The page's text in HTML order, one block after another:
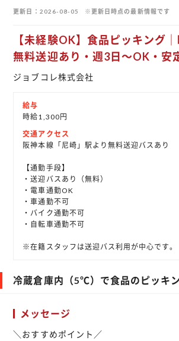
更新日 2026-08-05 ※更新日時点の最新情報です
【未経験OK】食品ピッキング
無料送迎あり・週3日～OK・安
ジョブコレ株式会社
給与
時給1,300円
交通アクセス
阪神本線「尼崎」駅より無料送迎バスあり
【通勤手段】
・送迎バスあり（無料）
・電車通勤OK
・車通勤不可
・バイク通勤不可
・自転車通勤不可
※在籍スタッフは送迎バス利用が中心です。
冷蔵倉庫内（5℃）で食品のピッキ
メッセージ
＼おすすめポイント／